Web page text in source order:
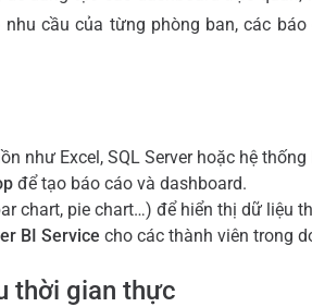
nhu cầu của từng phòng ban, các
như Excel, SQL Server hoặc hệ thống
để tạo báo cáo và dashboard.
chart, pie chart…) để hiển thị dữ liệu
BI Service cho các thành viên trong
thời gian thực